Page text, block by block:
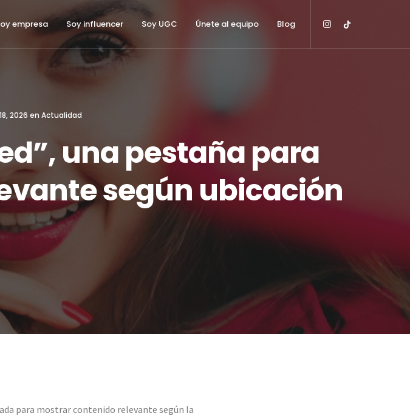
empresa Soy influencer Soy UGC Únete al equipo Blog
2026 en Actualidad
una pestaña para
según ubicación
para mostrar contenido relevante según la